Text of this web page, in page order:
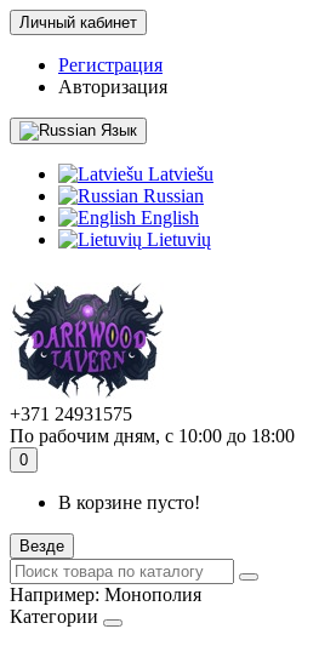
Личный кабинет
Регистрация
Авторизация
Язык
Latviešu
Russian
English
Lietuvių
+371 24931575
По рабочим дням, с 10:00 до 18:00
0
В корзине пусто!
Везде
Например: Монополия
Категории